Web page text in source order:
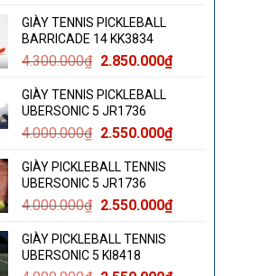
GIÀY TENNIS PICKLEBALL
BARRICADE 14 KK3834
4.300.000₫ Giá
là:
4.300.000₫.
2.850.000₫Giá
2.850.000₫.
GIÀY TENNIS PICKLEBALL
UBERSONIC 5 JR1736
4.000.000₫ Giá
là:
4.000.000₫.
2.550.000₫Giá
2.550.000₫.
GIÀY PICKLEBALL TENNIS
UBERSONIC 5 JR1736
4.000.000₫ Giá
là:
4.000.000₫.
2.550.000₫Giá
GIÀY PICKLEBALL TENNIS
UBERSONIC 5 KI8418